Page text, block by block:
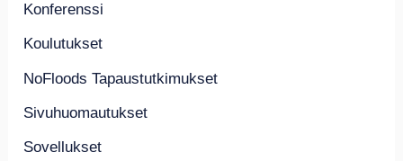
Konferenssi
Koulutukset
NoFloods Tapaustutkimukset
Sivuhuomautukset
Sovellukset